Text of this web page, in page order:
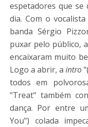
espetadores que se
dia. Com o
banda Sérgio
puxar pelo público,
encaixaram muito
Logo a abrir, a intro
todos em
"Treat" também
dança. Por entre
You") colada